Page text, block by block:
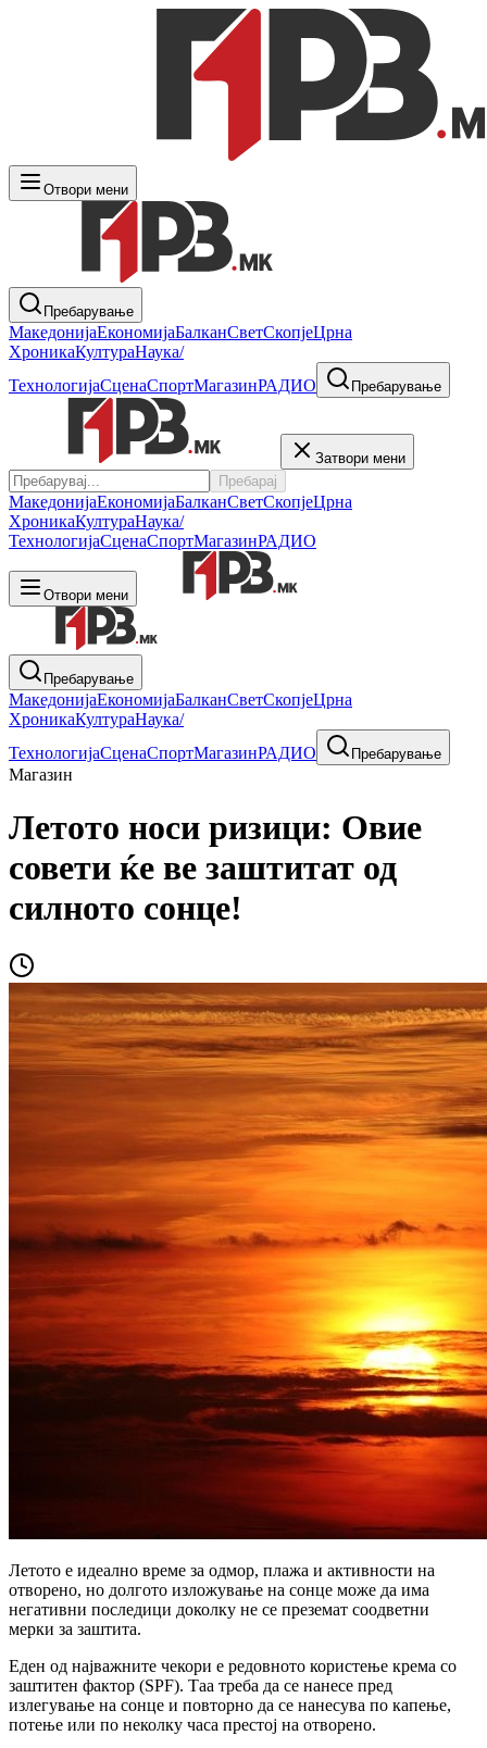
Отвори мени
Пребарување
МакедонијаЕкономијаБалканСветСкопјеЦрна
ХроникаКултураНаука/
ТехнологијаСценаСпортМагазинРАДИО Пребарување
Затвори мени
Пребарај
МакедонијаЕкономијаБалканСветСкопјеЦрна
ХроникаКултураНаука/
ТехнологијаСценаСпортМагазинРАДИО
Отвори мени
Пребарување
МакедонијаЕкономијаБалканСветСкопјеЦрна
ХроникаКултураНаука/
ТехнологијаСценаСпортМагазинРАДИО Пребарување
Магазин
Летото носи ризици: Овие
совети ќе ве заштитат од
силното сонце!
Летото е идеално време за одмор, плажа и активности на
отворено, но долгото изложување на сонце може да има
негативни последици доколку не се преземат соодветни
мерки за заштита.
Еден од најважните чекори е редовното користење крема со
заштитен фактор (SPF). Таа треба да се нанесе пред
излегување на сонце и повторно да се нанесува по капење,
потење или по неколку часа престој на отворено.